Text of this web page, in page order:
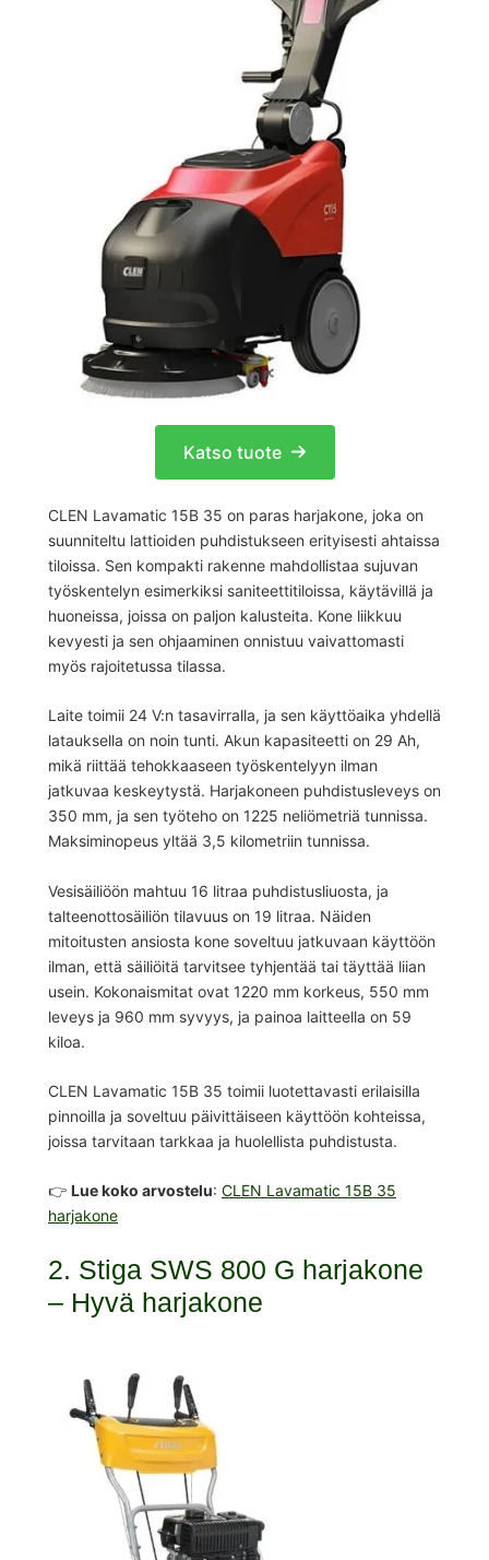
Katso tuote
CLEN Lavamatic 15B 35 on paras harjakone, joka on
suunniteltu lattioiden puhdistukseen erityisesti ahtaissa
tiloissa. Sen kompakti rakenne mahdollistaa sujuvan
työskentelyn esimerkiksi saniteettitiloissa, käytävillä ja
huoneissa, joissa on paljon kalusteita. Kone liikkuu
kevyesti ja sen ohjaaminen onnistuu vaivattomasti
myös rajoitetussa tilassa.
Laite toimii 24 V:n tasavirralla, ja sen käyttöaika yhdellä
latauksella on noin tunti. Akun kapasiteetti on 29 Ah,
mikä riittää tehokkaaseen työskentelyyn ilman
jatkuvaa keskeytystä. Harjakoneen puhdistusleveys on
350 mm, ja sen työteho on 1225 neliömetriä tunnissa.
Maksiminopeus yltää 3,5 kilometriin tunnissa.
Vesisäiliöön mahtuu 16 litraa puhdistusliuosta, ja
talteenottosäiliön tilavuus on 19 litraa. Näiden
mitoitusten ansiosta kone soveltuu jatkuvaan käyttöön
ilman, että säiliöitä tarvitsee tyhjentää tai täyttää liian
usein. Kokonaismitat ovat 1220 mm korkeus, 550 mm
leveys ja 960 mm syvyys, ja painoa laitteella on 59
kiloa.
CLEN Lavamatic 15B 35 toimii luotettavasti erilaisilla
pinnoilla ja soveltuu päivittäiseen käyttöön kohteissa,
joissa tarvitaan tarkkaa ja huolellista puhdistusta.
👉 Lue koko arvostelu: CLEN Lavamatic 15B 35
harjakone
2. Stiga SWS 800 G harjakone
– Hyvä harjakone